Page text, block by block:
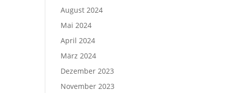
August 2024
Mai 2024
April 2024
März 2024
Dezember 2023
November 2023